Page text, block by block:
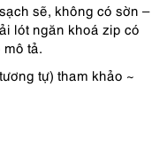
sẽ, không có sờn –
lót ngăn khoá zip có
tả.
tự) tham khảo ~